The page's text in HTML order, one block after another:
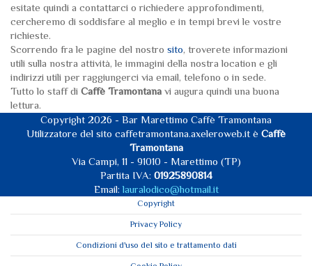
esitate quindi a contattarci o richiedere approfondimenti,
cercheremo di soddisfare al meglio e in tempi brevi le vostre
richieste.
Scorrendo fra le pagine del nostro sito, troverete informazioni
utili sulla nostra attività, le immagini della nostra location e gli
indirizzi utili per raggiungerci via email, telefono o in sede.
Tutto lo staff di Caffè Tramontana vi augura quindi una buona
lettura.
Copyright 2026 - Bar Marettimo Caffè Tramontana
Utilizzatore del sito caffetramontana.axeleroweb.it è Caffè
Tramontana
Via Campi, 11 - 91010 - Marettimo (TP)
Partita IVA: 01925890814
Email:lauralodico@hotmail.it
Copyright
Privacy Policy
Condizioni d'uso del sito e trattamento dati